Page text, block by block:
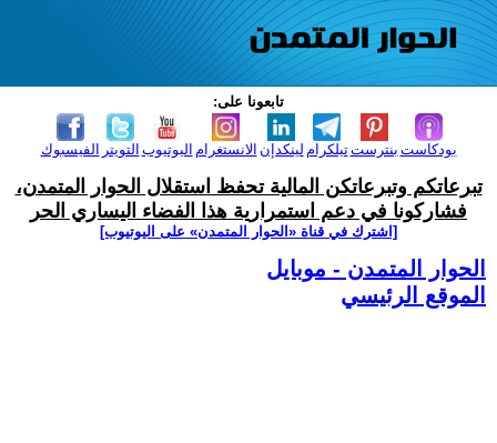
تابعونا على:
الفيسبوك التويتر اليوتيوب الانستغرام لينكدإن تيلكرامبنترست بودكاست
تبرعاتكم وتبرعاتكن المالية تحفظ استقلال الحوار المتمدن،
فشاركونا في دعم استمرارية هذا الفضاء اليساري الحر
[اشترك في قناة ‫«الحوار المتمدن» على اليوتيوب]
الحوار المتمدن - موبايل
الموقع الرئيسي